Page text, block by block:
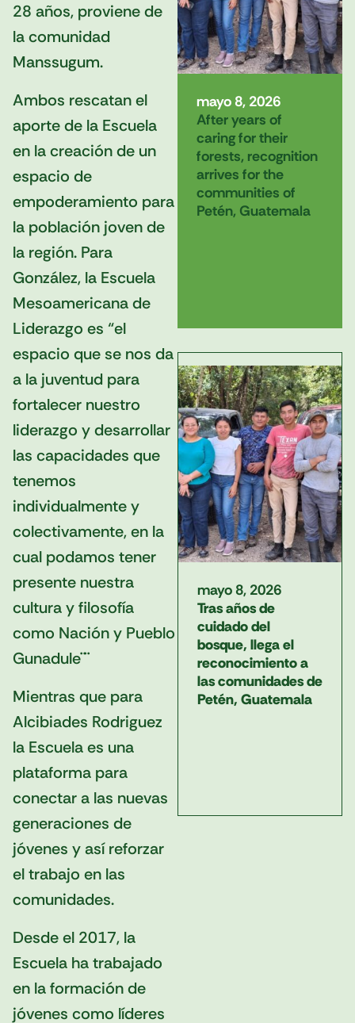
28 años, proviene de
la comunidad
Manssugum.
Ambos rescatan el
aporte de la Escuela
en la creación de un
espacio de
empoderamiento para
la población joven de
la región. Para
González, la Escuela
Mesoamericana de
Liderazgo es “el
espacio que se nos da
a la juventud para
fortalecer nuestro
liderazgo y desarrollar
las capacidades que
tenemos
individualmente y
colectivamente, en la
cual podamos tener
presente nuestra
cultura y filosofía
como Nación y Pueblo
Gunadule¨¨
Mientras que para
Alcibiades Rodriguez
la Escuela es una
plataforma para
conectar a las nuevas
generaciones de
jóvenes y así reforzar
el trabajo en las
comunidades.
Desde el 2017, la
Escuela ha trabajado
en la formación de
jóvenes como líderes
mayo 8, 2026
After years of
caring for their
forests, recognition
arrives for the
communities of
Petén, Guatemala
mayo 8, 2026
Tras años de
cuidado del
bosque, llega el
reconocimiento a
las comunidades de
Petén, Guatemala